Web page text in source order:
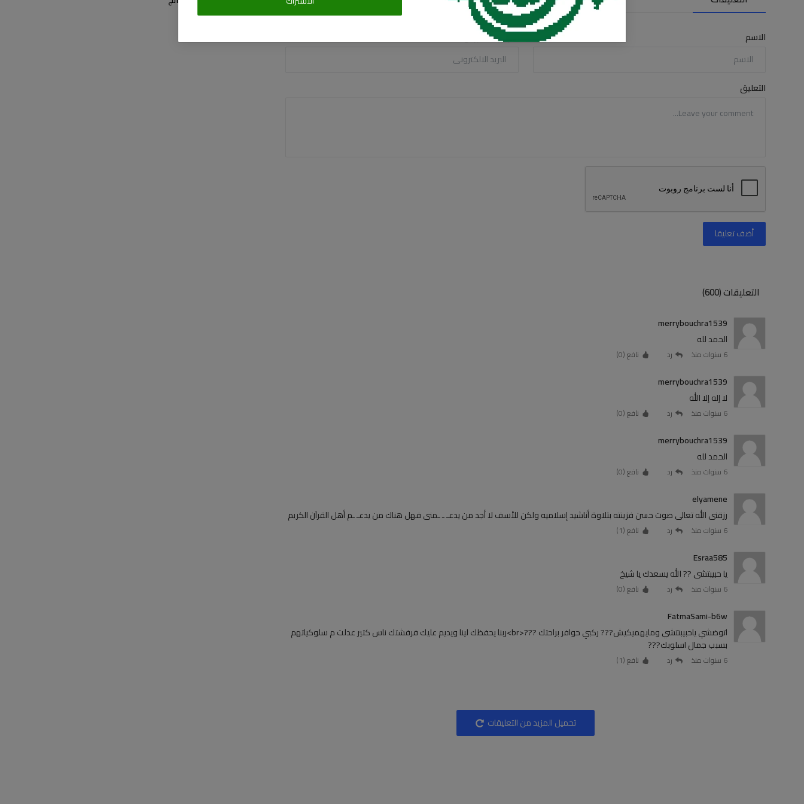
الاسم البريد الالكترونى
التعليق
أضف تعليقا
التعليقات (600)
merrybouchra1539
الحمد لله
6 سنوات منذ رد نافع (0
)
merrybouchra1539
لا إله إلا الله
6 سنوات منذ رد نافع (0
)
merrybouchra1539
الحمد لله
6 سنوات منذ رد نافع (0
)
elyamene
رزقنى الله تعالى صوت حسن فزينته بتلاوة أناشيد إسلاميه ولكن للأسف لا أجد من يدعـ ـ ـمنى فهل هناك من يدعـ ـم أهل القرآن الكريم
6 سنوات منذ رد نافع (1
)
Esraa585
يا حبيبتشى ?? الله يسعدك يا شيخ
6 سنوات منذ رد نافع (0
)
FatmaSami-b6w
اتوضشي ياحبيبتتشي ومايهميكيش??? ركبي حوافر براحتك ???<br>ربنا يحفظك لينا ويديم عليك فرفشتك ناس كتير عدلت م سلوكياتهم
بسبب جمال اسلوبك???
6 سنوات منذ رد نافع (1
)
تحميل المزيد من التعليقات